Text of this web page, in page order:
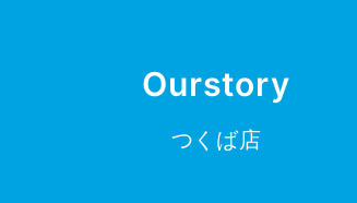
Ourstory
つくば店